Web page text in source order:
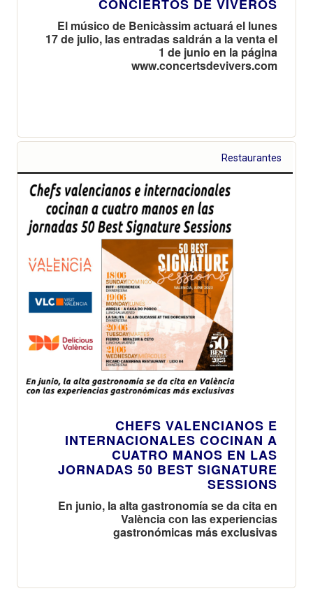
CONCIERTOS DE VIVEROS
El músico de Benicàssim actuará el lunes
17 de julio, las entradas saldrán a la venta el
1 de junio en la página
www.concertsdevivers.com
Restaurantes
CHEFS VALENCIANOS E
INTERNACIONALES COCINAN A
CUATRO MANOS EN LAS
JORNADAS 50 BEST SIGNATURE
SESSIONS
En junio, la alta gastronomía se da cita en
València con las experiencias
gastronómicas más exclusivas